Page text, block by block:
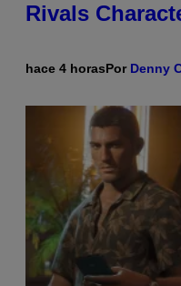
Rivals
hace 4 horasPor Denny